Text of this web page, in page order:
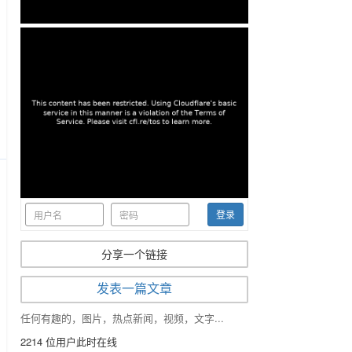
登录
分享一个链接
发表一篇文章
任何有趣的，图片，热点新闻，视频，文字...
2214 位用户此时在线